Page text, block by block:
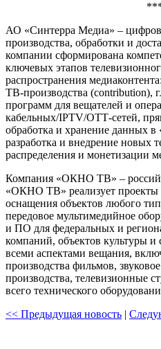
АО «Синтерра Медиа» –
производства, обработки и
компании сформирована
ключевых этапов
распространения
ТВ-производства (contribution),
программ для вещателей и
кабельных/IPTV/ОТТ-сетей,
обработка и хранение данных
разработка и внедрение новых
распределения и монетизации
Компания «ОКНО ТВ» –
«ОКНО ТВ» реализует проекты
оснащения объектов любого
передовое мультимедийное
и ПО для федеральных и
компаний, объектов культуры и
всеми аспектами вещания,
производства фильмов,
производства, телевизионные
всего технического
<< Предыдущая новость |